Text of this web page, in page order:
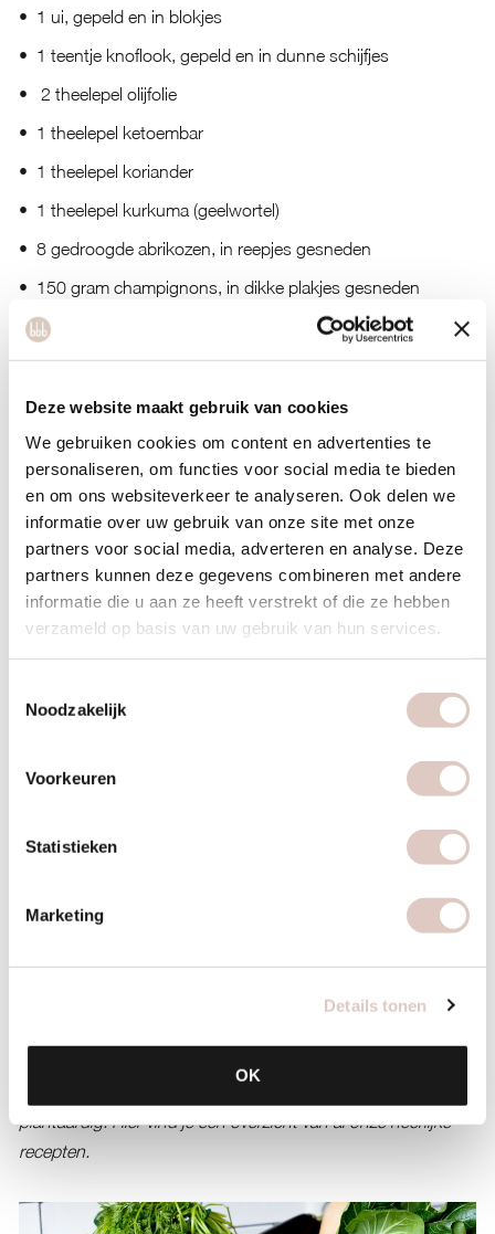
Deze website maakt gebruik van cookies
We gebruiken cookies om content en advertenties te
personaliseren, om functies voor social media te bieden
en om ons websiteverkeer te analyseren. Ook delen we
informatie over uw gebruik van onze site met onze
partners voor social media, adverteren en analyse. Deze
partners kunnen deze gegevens combineren met andere
informatie die u aan ze heeft verstrekt of die ze hebben
verzameld op basis van uw gebruik van hun services.
Noodzakelijk
Voorkeuren
Statistieken
Marketing
Details tonen
OK
1 ui, gepeld en in blokjes
1 teentje knoflook, gepeld en in dunne schijfjes
2 theelepel olijfolie
1 theelepel ketoembar
1 theelepel koriander
1 theelepel kurkuma (geelwortel)
8 gedroogde abrikozen, in reepjes gesneden
150 gram champignons, in dikke plakjes gesneden
1 blikje tomatenblokjes
1 blikje kikkererwten à 400g, uitgelekt en schoongespoeld
2 groentebouillonblokjes
Bak de aubergine in 1 theelepel olijfolie aan. Voeg regelmatig
een scheutje water toe tot ze zacht is (circa 10 minuten). Zet
opzij. Verwarm de rest van de olie en fruit hierin de ui en de
knoflook met de specerijen. Bak de champignons mee. Voeg
aubergine en de kikkererwten toe en stoof alles nog 10
minuten.Serveer met een frisse salade en geniet!
plantaardig.Hier vind je een overzicht van al onze heerlijke
recepten.